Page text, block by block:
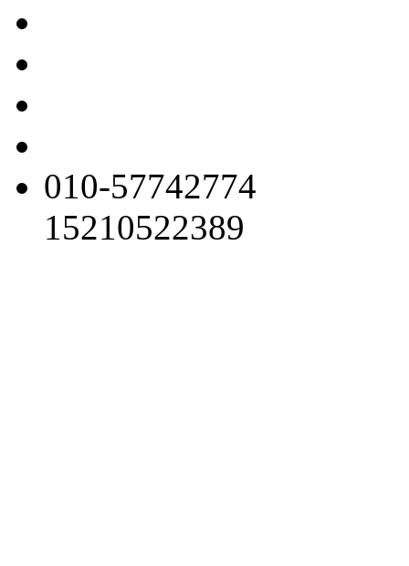
010-57742774
15210522389